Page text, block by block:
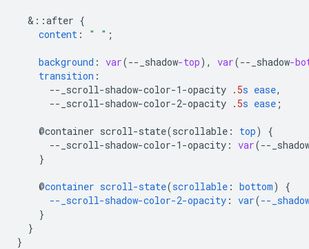
& ::after {
content : " " ;
background : var(-- _shadow-top), var(-- _shadow-
transition :
-- _scroll-shadow-color-1-opacity .5s ease,
-- _scroll-shadow-color-2-opacity .5s ease ;
@container scroll-state(scrollable : top)
{
-- _scroll-shadow-color-1-opacity : var(--
}
@container scroll-state(scrollable : bottom)
{
--_scroll-shadow-color-2-opacity : var(--
}
}
}